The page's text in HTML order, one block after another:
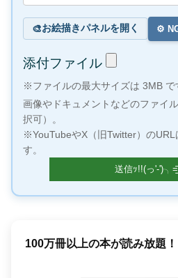
🎨お絵描きパネルを開く ⚙️
添付ファイル
※ファイルの最大サイズは 3MB で
画像やドキュメントなどのファイ
択可）。
※YouTubeやX（旧Twitter）のURL
す。
100万冊以上の本が読み放題！